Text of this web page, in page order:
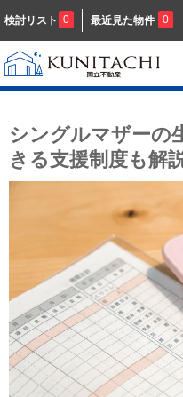
検討リスト 0 最近見た物件 0
シングルマザーの
きる支援制度も解